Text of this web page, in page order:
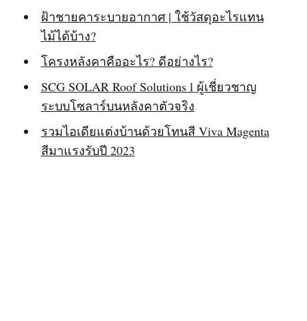
ฝ้าชายคาระบายอากาศ | ใช้วัสดุอะไรแทน
ไม้ได้บ้าง?
โครงหลังคาคืออะไร? ดีอย่างไร?
SCG SOLAR Roof Solutions l ผู้เชี่ยวชาญ
ระบบโซลาร์บนหลังคาตัวจริง
รวมไอเดียแต่งบ้านด้วยโทนสี Viva Magenta
สีมาแรงรับปี 2023